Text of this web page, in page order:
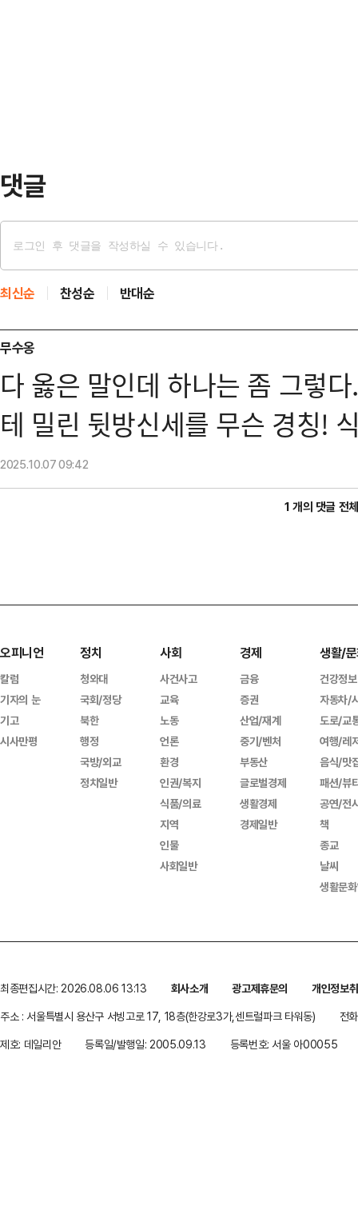
댓글
최신순 찬성순 반대순
무수옹
다 옳은 말인데 하나는 좀 그렇
테 밀린 뒷방신세를 무슨 경칭!
2025.10.0709:42
1 개의 댓글 전
오피니언
칼럼
기자의 눈
기고
시사만평
정치
청와대
국회/정당
북한
행정
국방/외교
정치일반
사회
사건사고
교육
노동
언론
환경
인권/복지
식품/의료
지역
인물
사회일반
경제
금융
증권
산업/재계
중기/벤처
부동산
글로벌경제
생활경제
경제일반
생활/
건강정보
자동차/
도로/교
여행/레
음식/맛
패션/뷰
공연/전
책
종교
날씨
생활문
최종편집시간: 2026.08.06 13:13 회사소개 광고제휴문의
개인정보
주소 : 서울특별시 용산구 서빙고로 17, 18층(한강로3가,센트럴파크 타워동)
전
제호: 데일리안
등록일/발행일: 2005.09.13 등록번호: 서울 아00055